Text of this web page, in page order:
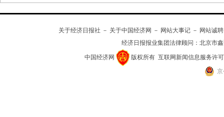
关于经济日报社 － 关于中国经济网 － 网站大事记 － 网站诚聘
经济日报报业集团法律顾问： 北京市
中国经济网 版权所有 互联网新闻信息服务许可
京